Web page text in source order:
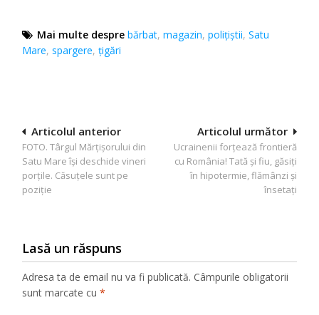
Mai multe despre bărbat,magazin,poliţiştii,Satu
Mare,spargere,țigări
Navigare
în
articole
Articolul următor
Ucrainenii forțează frontieră
cu România! Tată și fiu, găsiți
în hipotermie, flămânzi și
însetați
Articolul anterior
FOTO. Târgul Mărțișorului din
Satu Mare își deschide vineri
porțile. Căsuțele sunt pe
poziție
Lasă un răspuns
Adresa ta de email nu va fi publicată. Câmpurile obligatorii
sunt marcate cu*